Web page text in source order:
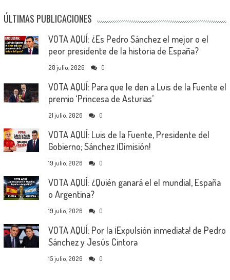
ÚLTIMAS PUBLICACIONES
VOTA AQUÍ: ¿Es Pedro Sánchez el mejor o el
peor presidente de la historia de España?
28 julio, 2026 0
VOTA AQUÍ: Para que le den a Luis de la Fuente el
premio ‘Princesa de Asturias’
21 julio, 2026 0
VOTA AQUÍ: Luis de la Fuente, Presidente del
Gobierno; Sánchez ¡Dimisión!
19 julio, 2026 0
VOTA AQUÍ: ¿Quién ganará el el mundial, España
o Argentina?
19 julio, 2026 0
VOTA AQUÍ: Por la ¡Expulsión inmediata! de Pedro
Sánchez y Jesús Cintora
15 julio, 2026 0